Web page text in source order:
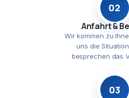
02
Anfahrt &
Wir kommen zu
uns die
besprechen das
03